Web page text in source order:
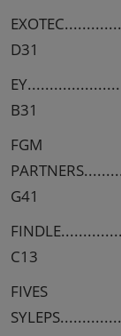
D31
B31
FGM
G41
C13
FIVES